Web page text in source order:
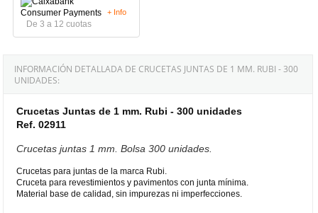
De 3 a 12 cuotas
+ Info
INFORMACIÓN DETALLADA DE CRUCETAS JUNTAS DE 1 MM. RUBI - 300
UNIDADES:
Crucetas Juntas de 1 mm. Rubi - 300 unidades
Ref. 02911
Crucetas juntas 1 mm. Bolsa 300 unidades.
Crucetas para juntas de la marca Rubi.
Cruceta para revestimientos y pavimentos con junta mínima.
Material base de calidad, sin impurezas ni imperfecciones.